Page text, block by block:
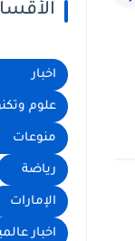
اخبار
علوم
منوعات
رياضة
الإمارات
اخبار